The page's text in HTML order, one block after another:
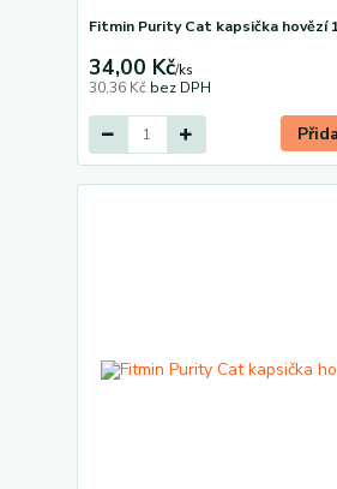
Fitmin Purity Cat kapsička hovězí
34,00 Kč/ks
30,36 Kč bez DPH